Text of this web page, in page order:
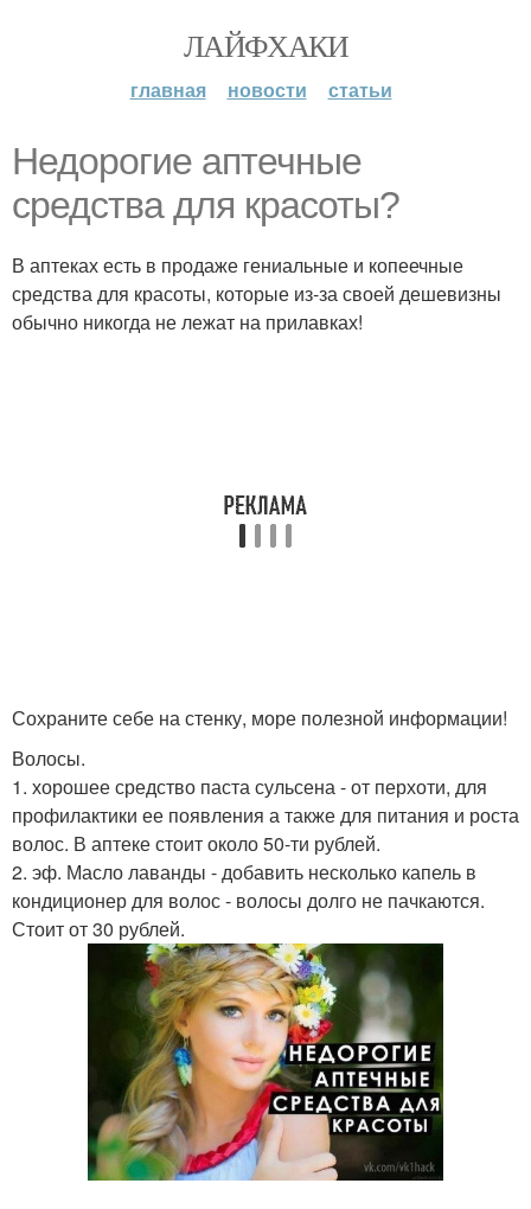
ЛАЙФХАКИ
главная новости статьи
Недорогие аптечные
средства для красоты?
В аптеках есть в продаже гениальные и копеечные
средства для красоты, которые из-за своей дешевизны
обычно никогда не лежат на прилавках!
Сохраните себе на стенку, море полезной информации!
Волосы.
1. хорошее средство паста сульсена - от перхоти, для
профилактики ее появления а также для питания и роста
волос. В аптеке стоит около 50-ти рублей.
2. эф. Масло лаванды - добавить несколько капель в
кондиционер для волос - волосы долго не пачкаются.
Стоит от 30 рублей.